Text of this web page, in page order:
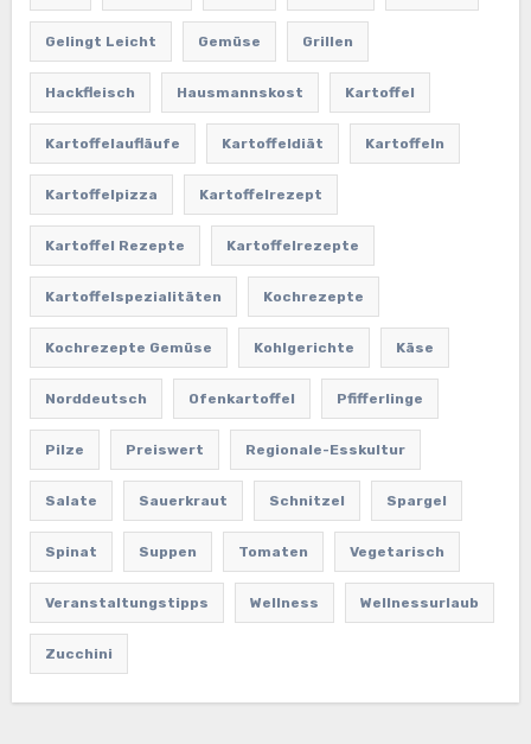
Gelingt Leicht Gemüse Grillen
Hackfleisch Hausmannskost Kartoffel
Kartoffelaufläufe Kartoffeldiät Kartoffeln
Kartoffelpizza Kartoffelrezept
Kartoffel Rezepte Kartoffelrezepte
Kartoffelspezialitäten Kochrezepte
Kochrezepte Gemüse Kohlgerichte Käse
Norddeutsch Ofenkartoffel Pfifferlinge
Pilze Preiswert Regionale-Esskultur
Salate Sauerkraut Schnitzel Spargel
Spinat Suppen Tomaten Vegetarisch
Veranstaltungstipps Wellness Wellnessurlaub
Zucchini